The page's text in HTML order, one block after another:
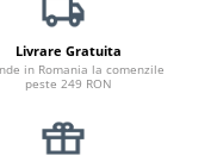
Livrare Gratuita
in Romania la comenzile
peste 249 RON